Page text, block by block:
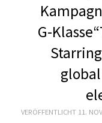
TEST
G-
VERÖFFENTLICHT 11.